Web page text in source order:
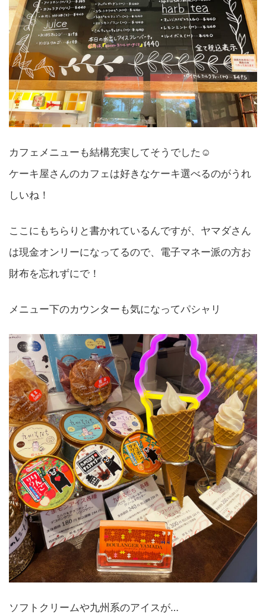
カフェメニューも結構充実してそうでした☺️
ケーキ屋さんのカフェは好きなケーキ選べるのがうれ
しいね！
ここにもちらりと書かれているんですが、ヤマダさん
は現金オンリーになってるので、電子マネー派の方お
財布を忘れずにで！
メニュー下のカウンターも気になってパシャリ
ソフトクリームや九州系のアイスが…